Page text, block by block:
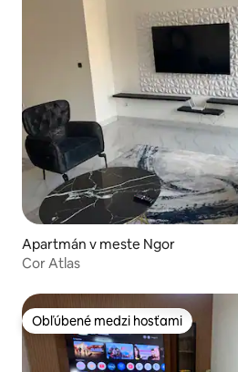
Apartmán v meste Ngor
Cor Atlas
Obľúbené medzi hosťami
Obľúbené medzi hosťami